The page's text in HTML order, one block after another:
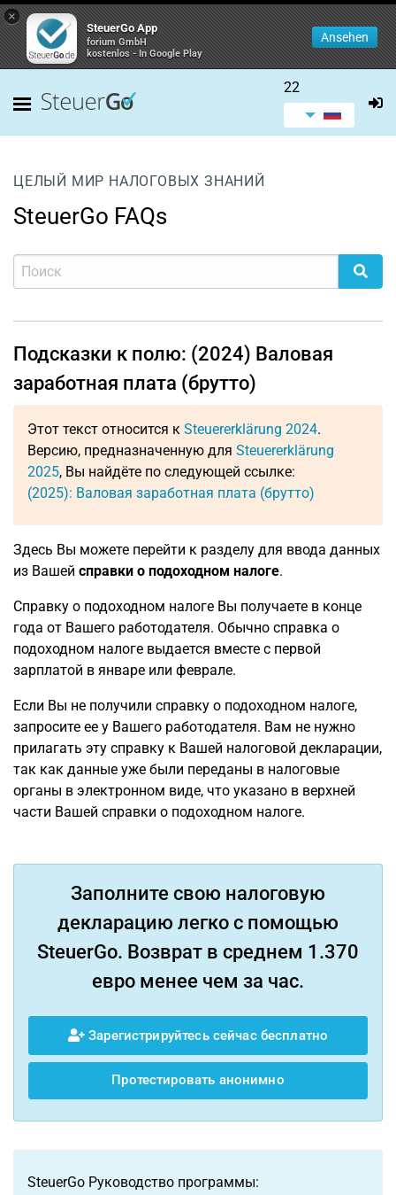
×
SteuerGo App
forium GmbH
kostenlos - In Google Play
Ansehen
22
ЦЕЛЫЙ МИР НАЛОГОВЫХ ЗНАНИЙ
SteuerGo FAQs
Подсказки к полю: (2024) Валовая
заработная плата (брутто)
Этот текст относится к Steuererklärung 2024.
Версию, предназначенную для Steuererklärung
2025, Вы найдёте по следующей ссылке:
(2025): Валовая заработная плата (брутто)
Здесь Вы можете перейти к разделу для ввода данных
из Вашей справки о подоходном налоге.
Справку о подоходном налоге Вы получаете в конце
года от Вашего работодателя. Обычно справка о
подоходном налоге выдается вместе с первой
зарплатой в январе или феврале.
Если Вы не получили справку о подоходном налоге,
запросите ее у Вашего работодателя. Вам не нужно
прилагать эту справку к Вашей налоговой декларации,
так как данные уже были переданы в налоговые
органы в электронном виде, что указано в верхней
части Вашей справки о подоходном налоге.
Заполните свою налоговую
декларацию легко с помощью
SteuerGo. Возврат в среднем 1.370
евро менее чем за час.
Зарегистрируйтесь сейчас бесплатно
Протестировать анонимно
SteuerGo Руководство программы: